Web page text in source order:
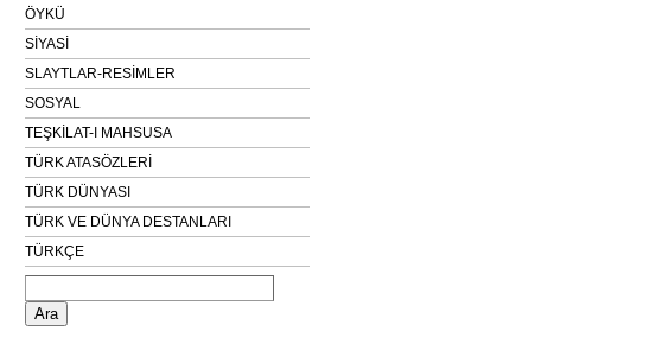
ÖYKÜ
SİYASİ
SLAYTLAR-RESİMLER
SOSYAL
TEŞKİLAT-I MAHSUSA
TÜRK ATASÖZLERİ
TÜRK DÜNYASI
TÜRK VE DÜNYA DESTANLARI
TÜRKÇE
Arama: